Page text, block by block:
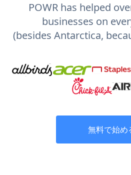
POWR has helped
businesses on
(besides Antarctica,
無料で始め